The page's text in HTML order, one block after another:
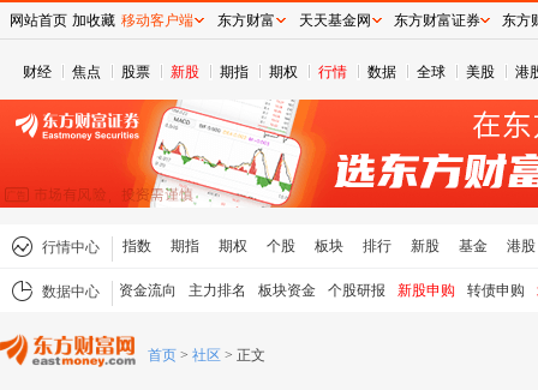
财经 焦点 股票 新股 期指 期权 行情 数据 全球 美股 港
行情中心 指数 期指 期权 个股 板块 排行 新股 基金 港股
数据中心 资金流向 主力排名 板块资金 个股研报 新股申购 转债申购
首页 > 社区 > 正文
网站首页 加收藏 移动客户端 东方财富 天天基金网 东方财富证券 东方